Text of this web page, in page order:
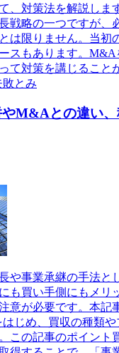
、対策法を解説しま
戦略の一つですが、
は限りません。当初
スもあります。M&A
て対策を講じること
とみ
M&Aとの違い
や事業承継の手法と
も買い手側にもメリ
意が必要です。本記
じめ、買収の種類や
この記事のポイント